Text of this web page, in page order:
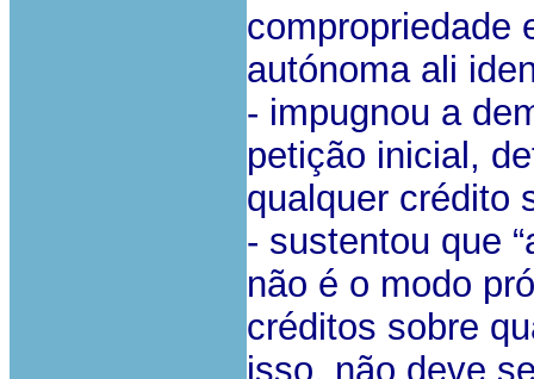
compropriedade
autónoma ali
- impugnou a
petição inicial,
qualquer crédito
- sustentou que
não é o modo
créditos sobre
isso, não deve